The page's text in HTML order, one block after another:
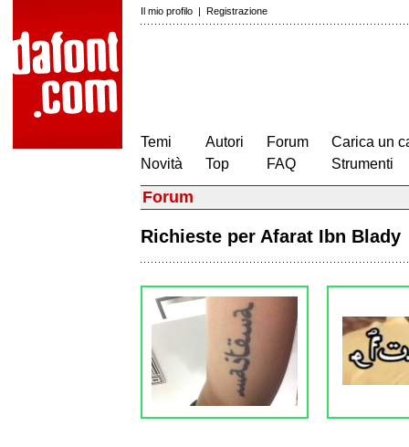
Il mio profilo | Registrazione
Temi
Novità
Autori
Top
Forum
FAQ
Carica un
Strumenti
Forum
Richieste per Afarat Ibn